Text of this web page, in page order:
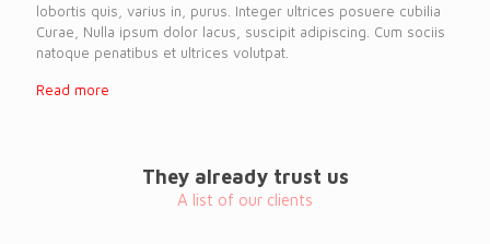
lobortis quis, varius in, purus. Integer ultrices posuere cubilia
Curae, Nulla ipsum dolor lacus, suscipit adipiscing. Cum sociis
natoque penatibus et ultrices volutpat.
Read more
They already trust us
A list of our clients